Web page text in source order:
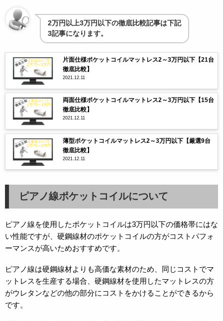
2万円以上3万円以下の徹底比較記事は下記
3記事になります。
片面仕様ポケットコイルマットレス2～3万円以下【21台
徹底比較】
2021.12.11
両面仕様ポケットコイルマットレス2～3万円以下【15台
徹底比較】
2021.12.11
薄型ポケットコイルマットレス2～3万円以下【厳選9台
徹底比較】
2021.12.11
ピアノ線ポケットコイルについて
ピアノ線を使用したポケットコイルは3万円以下の価格帯にはな
い性能ですが、硬鋼線材のポケットコイルの方がコストパフォ
ーマンスが高いためおすすめです。
ピアノ線は硬鋼線材よりも高価な素材のため、同じコストでマ
ットレスを生産する場合、硬鋼線材を使用したマットレスの方
がウレタンなどの他の部分にコストをかけることができるから
です。